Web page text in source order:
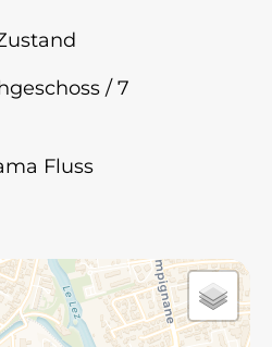
/ 7
Fluss